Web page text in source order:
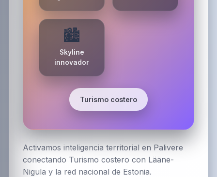
🏙️
Skyline
innovador
Turismo costero
Activamos inteligencia territorial en Palivere
conectando Turismo costero con Lääne-
Nigula y la red nacional de Estonia.